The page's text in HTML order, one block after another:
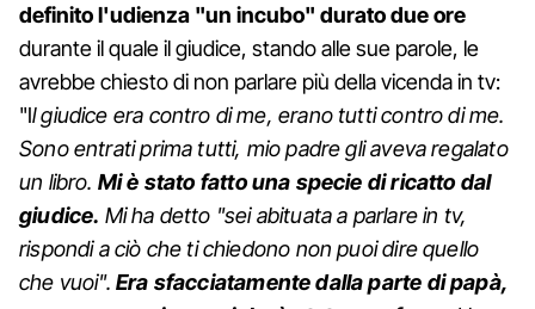
definito l'udienza "un incubo" durato due ore
durante il quale il giudice, stando alle sue parole, le
avrebbe chiesto di non parlare più della vicenda in tv:
"Il giudice era contro di me, erano tutti contro di me.
Sono entrati prima tutti, mio padre gli aveva regalato
un libro. Mi è stato fatto una specie di ricatto dal
giudice. Mi ha detto "sei abituata a parlare in tv,
rispondi a ciò che ti chiedono non puoi dire quello
che vuoi". Era sfacciatamente dalla parte di papà,